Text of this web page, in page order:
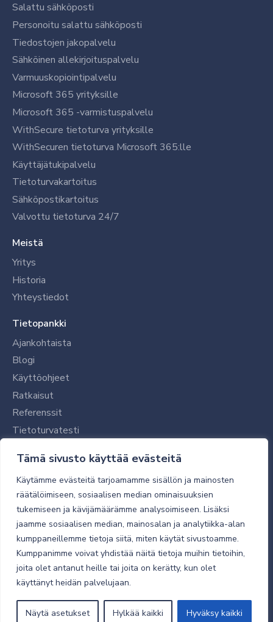
Tämä sivusto käyttää evästeitä
Käytämme evästeitä tarjoamamme sisällön ja mainosten
räätälöimiseen, sosiaalisen median ominaisuuksien
tukemiseen ja kävijämäärämme analysoimiseen. Lisäksi
jaamme sosiaalisen median, mainosalan ja analytiikka-alan
kumppaneillemme tietoja siitä, miten käytät sivustoamme.
Kumppanimme voivat yhdistää näitä tietoja muihin tietoihin,
joita olet antanut heille tai joita on kerätty, kun olet
käyttänyt heidän palvelujaan.
Näytä asetukset Hylkää kaikki Hyväksy kaikki
Salattu sähköposti
Personoitu salattu sähköposti
Tiedostojen jakopalvelu
Sähköinen allekirjoituspalvelu
Varmuuskopiointipalvelu
Microsoft 365 yrityksille
Microsoft 365 -varmistuspalvelu
WithSecure tietoturva yrityksille
WithSecuren tietoturva Microsoft 365:lle
Käyttäjätukipalvelu
Tietoturvakartoitus
Sähköpostikartoitus
Valvottu tietoturva 24/7
Meistä
Yritys
Historia
Yhteystiedot
Tietopankki
Ajankohtaista
Blogi
Käyttöohjeet
Ratkaisut
Referenssit
Tietoturvatesti
Tilaajalle
Toimitustavat ja -kulut
Verkkokaupan yleiset ehdot
Toimitusehdot
Tietosuojaseloste
Tietoturva
© 2026 Micro Magic